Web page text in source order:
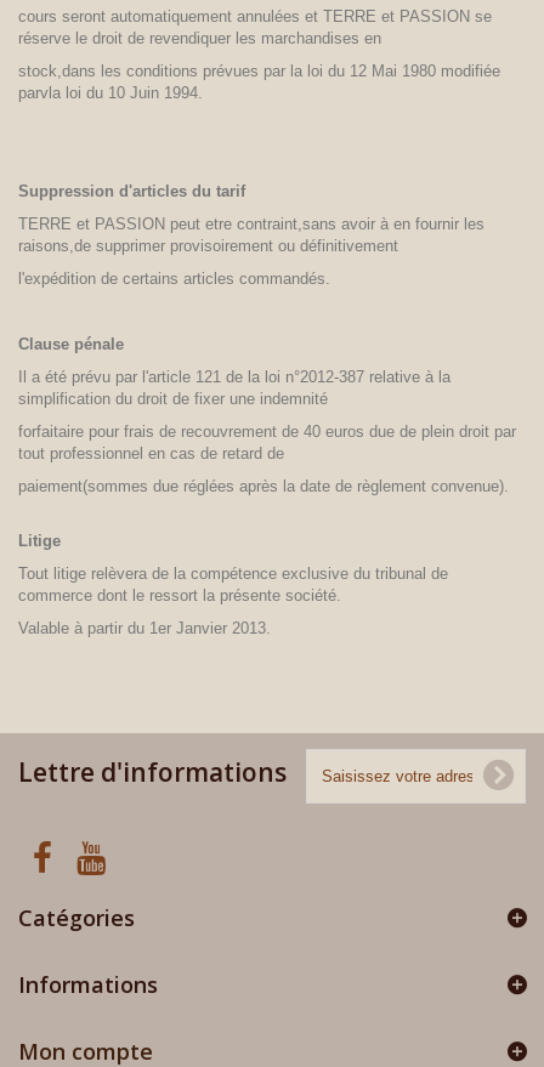
cours seront automatiquement annulées et TERRE et PASSION se
réserve le droit de revendiquer les marchandises en
stock,dans les conditions prévues par la loi du 12 Mai 1980 modifiée
parvla loi du 10 Juin 1994.
Suppression d'articles du tarif
TERRE et PASSION peut etre contraint,sans avoir à en fournir les
raisons,de supprimer provisoirement ou définitivement
l'expédition de certains articles commandés.
Clause pénale
Il a été prévu par l'article 121 de la loi n°2012-387 relative à la
simplification du droit de fixer une indemnité
forfaitaire pour frais de recouvrement de 40 euros due de plein droit par
tout professionnel en cas de retard de
paiement(sommes due réglées après la date de règlement convenue).
Litige
Tout litige relèvera de la compétence exclusive du tribunal de
commerce dont le ressort la présente société.
Valable à partir du 1er Janvier 2013.
Lettre d'informations
Catégories
Informations
Mon compte